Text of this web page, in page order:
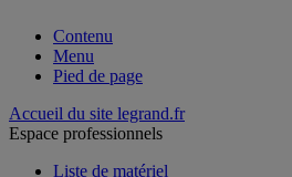
Contenu
Menu
Pied de page
Accueil du site legrand.fr
Espace professionnels
Liste de matériel